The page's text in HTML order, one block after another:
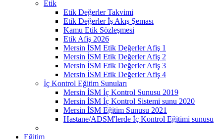
Etik
Etik Değerler Takvimi
Etik Değerler İş Akış Şeması
Kamu Etik Sözleşmesi
Etik Afiş 2026
Mersin İSM Etik Değerler Afiş 1
Mersin İSM Etik Değerler Afiş 2
Mersin İSM Etik Değerler Afiş 3
Mersin İSM Etik Değerler Afiş 4
İç Kontrol Eğitim Sunuları
Mersin İSM İç Kontrol Sunusu 2019
Mersin İSM İç Kontrol Sistemi sunu 2020
Mersin İSM Eğitim Sunusu 2021
Hastane/ADSM'lerde İç Kontrol Eğitimi sunusu
Eğitim